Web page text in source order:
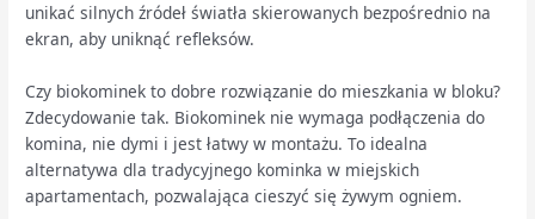
unikać silnych źródeł światła skierowanych bezpośrednio na
ekran, aby uniknąć refleksów.
Czy biokominek to dobre rozwiązanie do mieszkania w bloku?
Zdecydowanie tak. Biokominek nie wymaga podłączenia do
komina, nie dymi i jest łatwy w montażu. To idealna
alternatywa dla tradycyjnego kominka w miejskich
apartamentach, pozwalająca cieszyć się żywym ogniem.